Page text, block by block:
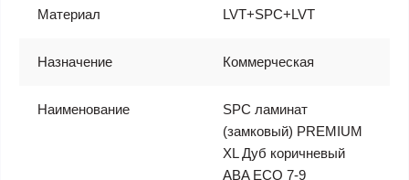
Материал LVT+SPC+LVT
Назначение Коммерческая
Наименование
SPC ламинат
(замковый) PREMIUM
XL Дуб коричневый
ABA ECO 7-9